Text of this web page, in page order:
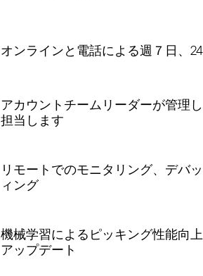
オンラインと電話による週７日、
アカウントチームリーダーが管理
担当します
リモートでのモニタリング、デバ
ィング
機械学習によるピッキング性能向
アップデート